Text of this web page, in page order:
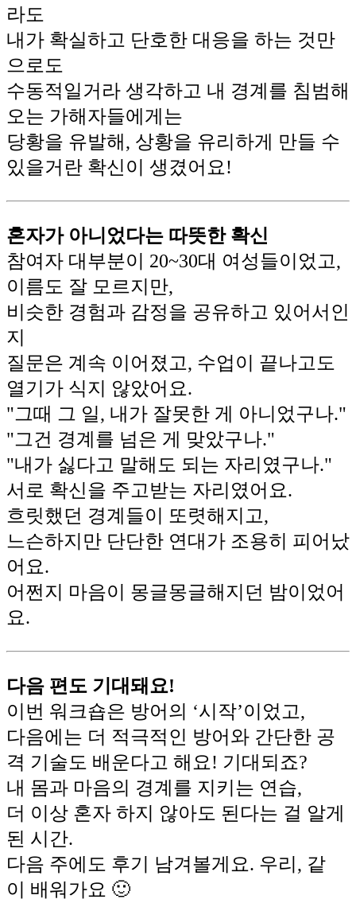
라도
내가 확실하고 단호한 대응을 하는 것만
으로도
수동적일거라 생각하고 내 경계를 침범해
오는 가해자들에게는
당황을 유발해, 상황을 유리하게 만들 수
있을거란 확신이 생겼어요!
혼자가 아니었다는 따뜻한 확신
참여자 대부분이 20~30대 여성들이었고,
이름도 잘 모르지만,
비슷한 경험과 감정을 공유하고 있어서인
지
질문은 계속 이어졌고, 수업이 끝나고도
열기가 식지 않았어요.
"그때 그 일, 내가 잘못한 게 아니었구나."
"그건 경계를 넘은 게 맞았구나."
"내가 싫다고 말해도 되는 자리였구나."
서로 확신을 주고받는 자리였어요.
흐릿했던 경계들이 또렷해지고,
느슨하지만 단단한 연대가 조용히 피어났
어요.
어쩐지 마음이 몽글몽글해지던 밤이었어
요.
다음 편도 기대돼요!
이번 워크숍은 방어의 ‘시작’이었고,
다음에는 더 적극적인 방어와 간단한 공
격 기술도 배운다고 해요! 기대되죠?
내 몸과 마음의 경계를 지키는 연습,
더 이상 혼자 하지 않아도 된다는 걸 알게
된 시간.
다음 주에도 후기 남겨볼게요. 우리, 같
이 배워가요 🙂